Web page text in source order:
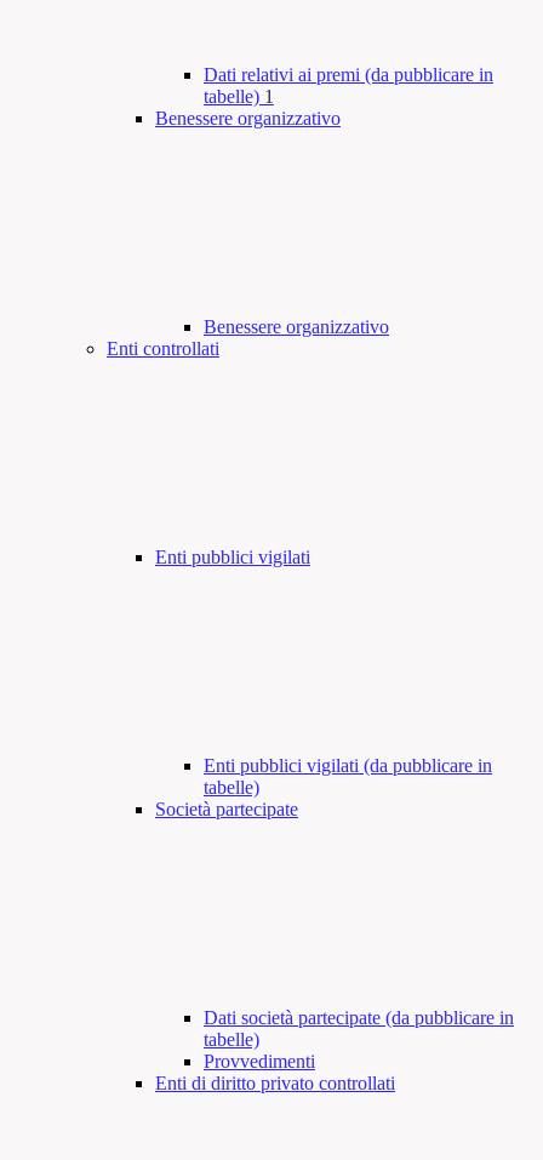
Dati relativi ai premi (da pubblicare in
tabelle) 1
Benessere organizzativo
Benessere organizzativo
Enti controllati
Enti pubblici vigilati
Enti pubblici vigilati (da pubblicare in
tabelle)
Società partecipate
Dati società partecipate (da pubblicare in
tabelle)
Provvedimenti
Enti di diritto privato controllati